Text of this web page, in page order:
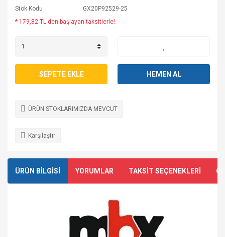
Stok Kodu
GX20P92529-25
* 179,82 TL den başlayan taksitlerle!
SEPETE EKLE HEMEN AL
ÜRÜN STOKLARIMIZDA MEVCUT
Karşılaştır
ÜRÜN BİLGİSİ YORUMLAR TAKSİT SEÇENEKLERİ